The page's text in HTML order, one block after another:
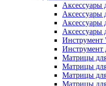
Аксессуары
Аксессуары
Аксессуары
Аксессуары
Инструмент
Инструмент
Матрицы
Матрицы
Матрицы
Матрицы